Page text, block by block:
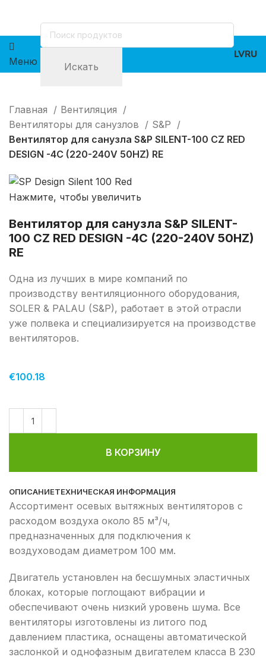
Меню Искать
LVRU
Главная
Вентиляция
Вентиляторы для санузлов
S&P
Вентилятор для санузла S&P SILENT-100 CZ RED
DESIGN -4C (220-240V 50HZ) RE
Нажмите, чтобы увеличить
Вентилятор для санузла S&P SILENT-
100 CZ RED DESIGN -4C (220-240V 50HZ)
RE
Одна из лучших в мире компаний по
производству вентиляционного оборудования,
SOLER & PALAU (S&P), работает в этой отрасли
уже полвека и специализируется на производстве
вентиляторов.
€100.18
В КОРЗИНУ
ОПИСАНИЕТЕХНИЧЕСКАЯ ИНФОРМАЦИЯ
Ассортимент осевых вытяжных вентиляторов с
расходом воздуха около 85 м³/ч,
предназначенных для подключения к
воздуховодам диаметром 100 мм.
Двигатель установлен на бесшумных эластичных
блоках, которые поглощают вибрации и
обеспечивают очень низкий уровень шума. Все
вентиляторы изготовлены из литого под
давлением пластика, оснащены автоматической
заслонкой и однофазным двигателем класса B 230